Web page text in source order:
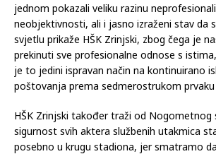
jednom pokazali veliku razinu
neobjektivnosti, ali i jasno izraženi stav da
svjetlu prikaže HŠK Zrinjski, zbog čega je
prekinuti sve profesionalne odnose s
je to jedini ispravan način na kontinuirano
poštovanja prema sedmerostrukom prvaku
HŠK Zrinjski također traži od Nogometnog
sigurnost svih aktera službenih utakmica
posebno u krugu stadiona, jer smatramo